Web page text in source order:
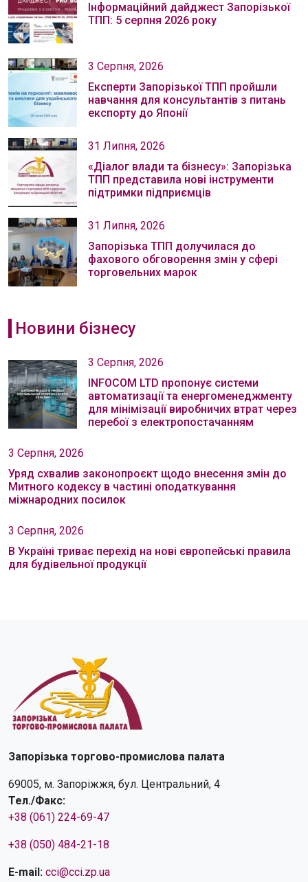
Інформаційний дайджест Запорізької
ТПП: 5 серпня 2026 року
3 Серпня, 2026
Експерти Запорізької ТПП пройшли
навчання для консультантів з питань
експорту до Японії
31 Липня, 2026
«Діалог влади та бізнесу»: Запорізька
ТПП представила нові інструменти
підтримки підприємців
31 Липня, 2026
Запорізька ТПП долучилася до
фахового обговорення змін у сфері
торговельних марок
Новини бізнесу
3 Серпня, 2026
INFOCOM LTD пропонує системи
автоматизації та енергоменеджменту
для мінімізації виробничих втрат через
перебої з електропостачанням
3 Серпня, 2026
Уряд схвалив законопроєкт щодо внесення змін до
Митного кодексу в частині оподаткування
міжнародних посилок
3 Серпня, 2026
В Україні триває перехід на нові європейські правила
для будівельної продукції
Запорізька торгово-промислова палата
69005, м. Запоріжжя, бул. Центральний, 4
Тел./Факс:
+38 (061) 224-69-47
+38 (050) 484-21-18
E-mail: cci@cci.zp.ua